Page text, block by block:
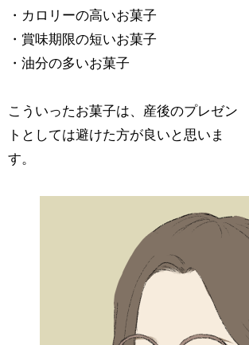
・カロリーの高いお菓子
・賞味期限の短いお菓子
・油分の多いお菓子
こういったお菓子は、産後のプレゼン
トとしては避けた方が良いと思いま
す。